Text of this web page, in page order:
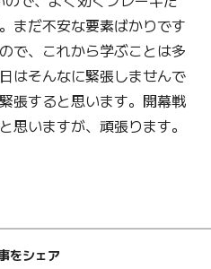
まだ不安な要素ばかりです
で、これから学ぶことは多
はそんなに緊張しませんで
張すると思います。開幕戦
思いますが、頑張ります。
をシェア